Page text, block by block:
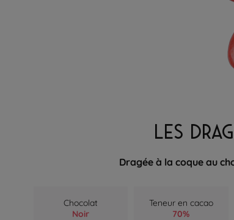
LES
Dragée à la coque au
Chocolat
Noir
Teneur en cacao
70%